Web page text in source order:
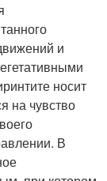
и
носит
на чувство
В